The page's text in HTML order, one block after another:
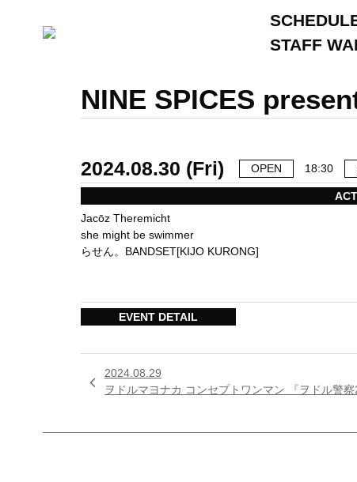
STAFF
NINE SPICES
2024.08.30 (Fri) OPEN 18:30
ACT
Jacōz Theremicht
she might be swimmer
らせん。BANDSET[KIJO KURONG]
EVENT DETAIL

2024.08.29
ヲドルマヨナカ コンセプトワンマン 『ヲドル警察